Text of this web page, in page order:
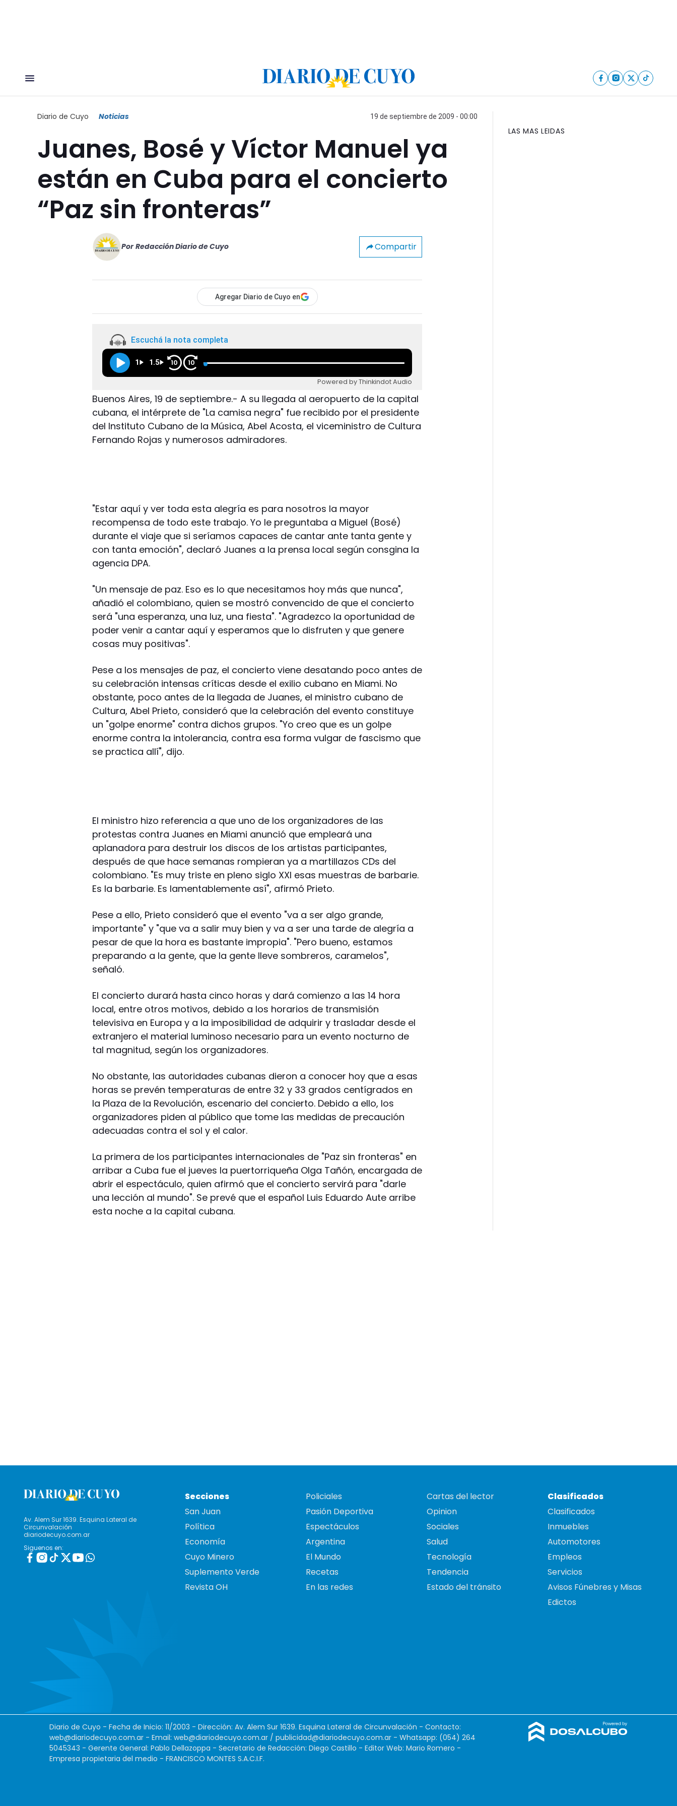
Diario de Cuyo Noticias 19 de septiembre de 2009 - 00:00
Juanes, Bosé y Víctor Manuel ya
están en Cuba para el concierto
“Paz sin fronteras”
Por Redacción Diario de Cuyo Compartir
Agregar Diario de Cuyo en
Escuchá la nota completa
1 1.5 10 10
Powered by Thinkindot Audio
Buenos Aires, 19 de septiembre.- A su llegada al aeropuerto de la capital
cubana, el intérprete de "La camisa negra" fue recibido por el presidente
del Instituto Cubano de la Música, Abel Acosta, el viceministro de Cultura
Fernando Rojas y numerosos admiradores.
"Estar aquí y ver toda esta alegría es para nosotros la mayor
recompensa de todo este trabajo. Yo le preguntaba a Miguel (Bosé)
durante el viaje que si seríamos capaces de cantar ante tanta gente y
con tanta emoción", declaró Juanes a la prensa local según consgina la
agencia DPA.
"Un mensaje de paz. Eso es lo que necesitamos hoy más que nunca",
añadió el colombiano, quien se mostró convencido de que el concierto
será "una esperanza, una luz, una fiesta". "Agradezco la oportunidad de
poder venir a cantar aquí y esperamos que lo disfruten y que genere
cosas muy positivas".
Pese a los mensajes de paz, el concierto viene desatando poco antes de
su celebración intensas críticas desde el exilio cubano en Miami. No
obstante, poco antes de la llegada de Juanes, el ministro cubano de
Cultura, Abel Prieto, consideró que la celebración del evento constituye
un "golpe enorme" contra dichos grupos. "Yo creo que es un golpe
enorme contra la intolerancia, contra esa forma vulgar de fascismo que
se practica allí", dijo.
El ministro hizo referencia a que uno de los organizadores de las
protestas contra Juanes en Miami anunció que empleará una
aplanadora para destruir los discos de los artistas participantes,
después de que hace semanas rompieran ya a martillazos CDs del
colombiano. "Es muy triste en pleno siglo XXI esas muestras de barbarie.
Es la barbarie. Es lamentablemente así", afirmó Prieto.
Pese a ello, Prieto consideró que el evento "va a ser algo grande,
importante" y "que va a salir muy bien y va a ser una tarde de alegría a
pesar de que la hora es bastante impropia". "Pero bueno, estamos
preparando a la gente, que la gente lleve sombreros, caramelos",
señaló.
El concierto durará hasta cinco horas y dará comienzo a las 14 hora
local, entre otros motivos, debido a los horarios de transmisión
televisiva en Europa y a la imposibilidad de adquirir y trasladar desde el
extranjero el material luminoso necesario para un evento nocturno de
tal magnitud, según los organizadores.
No obstante, las autoridades cubanas dieron a conocer hoy que a esas
horas se prevén temperaturas de entre 32 y 33 grados centígrados en
la Plaza de la Revolución, escenario del concierto. Debido a ello, los
organizadores piden al público que tome las medidas de precaución
adecuadas contra el sol y el calor.
La primera de los participantes internacionales de "Paz sin fronteras" en
arribar a Cuba fue el jueves la puertorriqueña Olga Tañón, encargada de
abrir el espectáculo, quien afirmó que el concierto servirá para "darle
una lección al mundo". Se prevé que el español Luis Eduardo Aute arribe
esta noche a la capital cubana.
LAS MAS LEIDAS
Av. Alem Sur 1639. Esquina Lateral de
Circunvalación
diariodecuyo.com.ar
Siguenos en:
Secciones
San Juan
Política
Economía
Cuyo Minero
Suplemento Verde
Revista OH
Policiales
Pasión Deportiva
Espectáculos
Argentina
El Mundo
Recetas
En las redes
Cartas del lector
Opinion
Sociales
Salud
Tecnología
Tendencia
Estado del tránsito
Clasificados
Clasificados
Inmuebles
Automotores
Empleos
Servicios
Avisos Fúnebres y Misas
Edictos
Diario de Cuyo - Fecha de Inicio: 11/2003 - Dirección: Av. Alem Sur 1639. Esquina Lateral de Circunvalación - Contacto:
web@diariodecuyo.com.ar - Email: web@diariodecuyo.com.ar / publicidad@diariodecuyo.com.ar - Whatsapp: (054) 264
5045343 - Gerente General: Pablo Dellazoppa - Secretario de Redacción: Diego Castillo - Editor Web: Mario Romero -
Empresa propietaria del medio - FRANCISCO MONTES S.A.C.I.F.